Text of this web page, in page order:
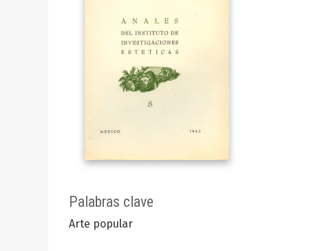
Palabras clave
Arte popular